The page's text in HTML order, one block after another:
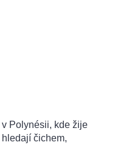
Polynésii, kde žije
čichem,